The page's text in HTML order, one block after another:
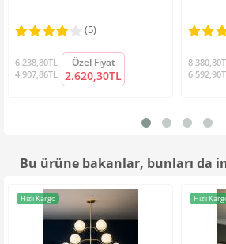
(5)
6.238,80TL
4.907,86TL
Özel Fiyat
2.620,30TL
Bu ürüne bakanlar, bunları da
Hızlı Kargo Hızlı